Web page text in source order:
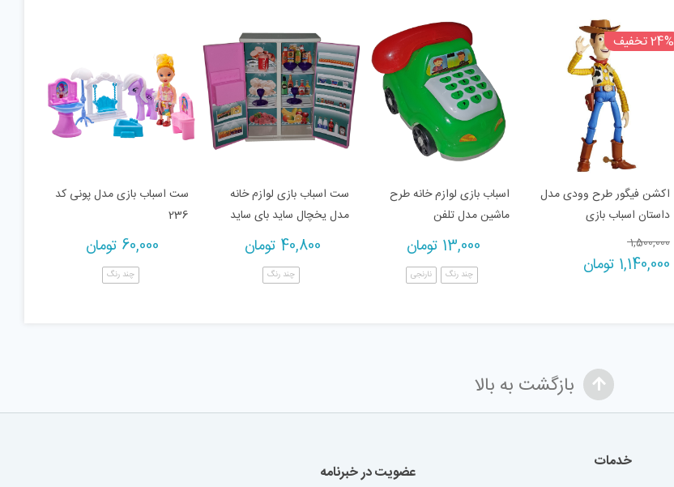
24% تخفیف
اکشن فیگور طرح وودی مدل
داستان اسباب بازی
1,500,000
price
was:
1,140,000 تومان
اسباب بازی لوازم خانه طرح
ماشین مدل تلفن
13,000 تومان
چند رنگ نارنجی
ست اسباب بازی لوازم خانه
مدل یخچال ساید بای ساید
40,800 تومان
چند رنگ
ست اسباب بازی مدل پونی کد
236
60,000 تومان
چند رنگ
بازگشت به بالا
خدمات
عضویت در خبرنامه